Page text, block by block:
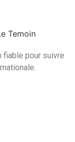
fiable pour suivre